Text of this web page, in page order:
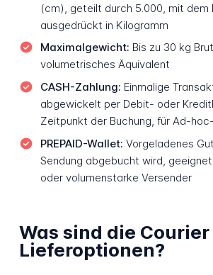
(cm), geteilt durch 5.000, mit dem
ausgedrückt in Kilogramm
Maximalgewicht: Bis zu 30 kg
volumetrisches Äquivalent
CASH-Zahlung: Einmalige
abgewickelt per Debit- oder
Zeitpunkt der Buchung, für Ad-
PREPAID-Wallet: Vorgeladenes
Sendung abgebucht wird,
oder volumenstarke Versender
Was sind die Courier
Lieferoptionen?